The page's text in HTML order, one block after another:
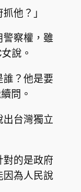
他？」
警察權，雖
說。
誰？他是要
問。
出台灣獨立
對的是政府
因為人民說